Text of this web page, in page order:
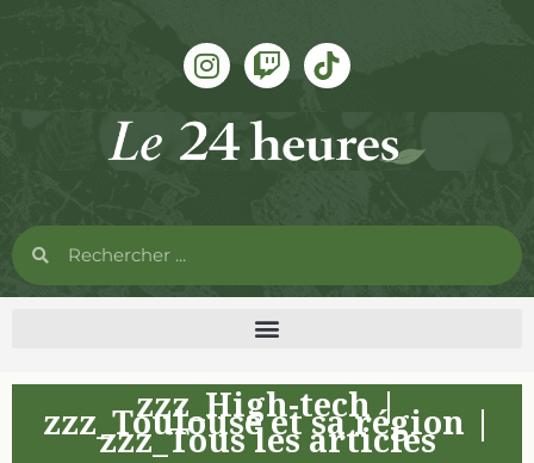
zzz_High-tech|
zzz_Toulouse et sa région
zzz_Tous les articles